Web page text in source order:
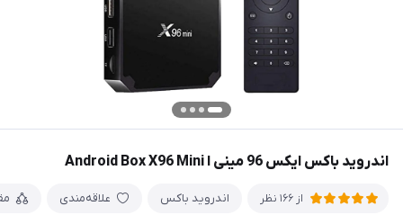
اندروید باکس ایکس 96 مینی ا Android Box X96 Mini
از 166 نظر اندروید باکس علاقه‌مندی